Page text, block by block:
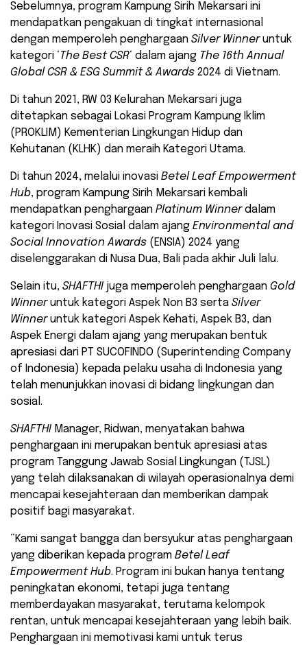
Sebelumnya, program Kampung Sirih Mekarsari ini
mendapatkan pengakuan di tingkat internasional
dengan memperoleh penghargaan Silver Winneruntuk
kategori ‘ The Best CSR‘ dalam ajang The 16th Annual
Global CSR & ESG Summit & Awards 2024 di Vietnam.
Di tahun 2021, RW 03 Kelurahan Mekarsari juga
ditetapkan sebagai Lokasi Program Kampung Iklim
(PROKLIM) Kementerian Lingkungan Hidup dan
Kehutanan (KLHK) dan meraih Kategori Utama.
Di tahun 2024, melalui inovasi Betel Leaf Empowerment
Hub, program Kampung Sirih Mekarsari kembali
mendapatkan penghargaan Platinum Winnerdalam
kategori Inovasi Sosial dalam ajang Environmental and
Social Innovation Awards (ENSIA) 2024 yang
diselenggarakan di Nusa Dua, Bali pada akhir Juli lalu.
Selain itu, SHAFTHI juga memperoleh penghargaan Gold
Winneruntuk kategori Aspek Non B3 serta Silver
Winneruntuk kategori Aspek Kehati, Aspek B3, dan
Aspek Energi dalam ajang yang merupakan bentuk
apresiasi dari PT SUCOFINDO (Superintending Company
of Indonesia) kepada pelaku usaha di Indonesia yang
telah menunjukkan inovasi di bidang lingkungan dan
sosial.
SHAFTHI Manager, Ridwan, menyatakan bahwa
penghargaan ini merupakan bentuk apresiasi atas
program Tanggung Jawab Sosial Lingkungan (TJSL)
yang telah dilaksanakan di wilayah operasionalnya demi
mencapai kesejahteraan dan memberikan dampak
positif bagi masyarakat.
“Kami sangat bangga dan bersyukur atas penghargaan
yang diberikan kepada program Betel Leaf
Empowerment Hub. Program ini bukan hanya tentang
peningkatan ekonomi, tetapi juga tentang
memberdayakan masyarakat, terutama kelompok
rentan, untuk mencapai kesejahteraan yang lebih baik.
Penghargaan ini memotivasi kami untuk terus